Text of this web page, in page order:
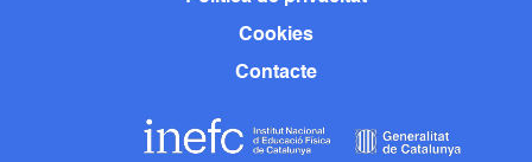
Cookies
Contacte